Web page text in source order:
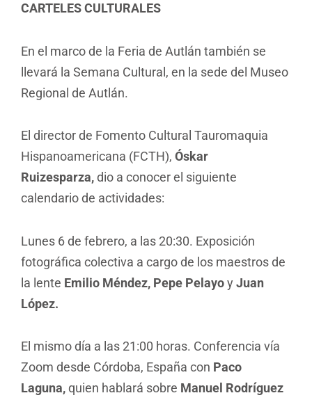
CARTELES CULTURALES
En el marco de la Feria de Autlán también se
llevará la Semana Cultural, en la sede del Museo
Regional de Autlán.
El director de Fomento Cultural Tauromaquia
Hispanoamericana (FCTH), Óskar
Ruizesparza,dio a conocer el siguiente
calendario de actividades:
Lunes 6 de febrero, a las 20:30. Exposición
fotográfica colectiva a cargo de los maestros de
la lente Emilio Méndez, Pepe Pelayoy Juan
López.
El mismo día a las 21:00 horas. Conferencia vía
Zoom desde Córdoba, España con Paco
Laguna,quien hablará sobre Manuel Rodríguez